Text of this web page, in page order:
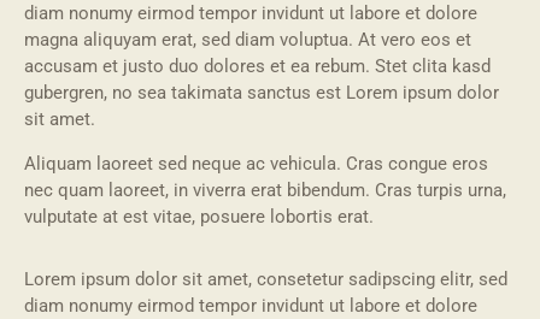
diam nonumy eirmod tempor invidunt ut labore et dolore
magna aliquyam erat, sed diam voluptua. At vero eos et
accusam et justo duo dolores et ea rebum. Stet clita kasd
gubergren, no sea takimata sanctus est Lorem ipsum dolor
sit amet.
Aliquam laoreet sed neque ac vehicula. Cras congue eros
nec quam laoreet, in viverra erat bibendum. Cras turpis urna,
vulputate at est vitae, posuere lobortis erat.
Lorem ipsum dolor sit amet, consetetur sadipscing elitr, sed
diam nonumy eirmod tempor invidunt ut labore et dolore